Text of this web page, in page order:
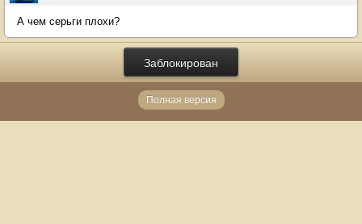
А чем серьги плохи?
Заблокирован
Полная версия